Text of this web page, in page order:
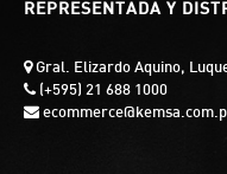
REPRESENTADA Y
Gral. Elizardo Aquino,
(+595) 21 688 1000